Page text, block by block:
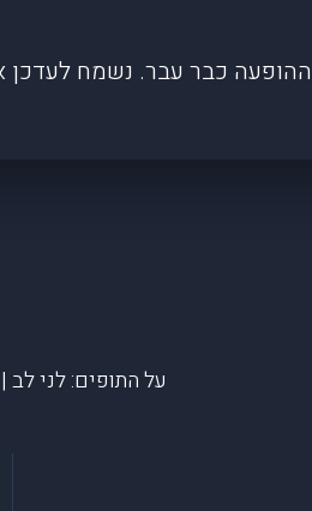
כבר עבר. נשמח לעדכן
על התופים: לני לב